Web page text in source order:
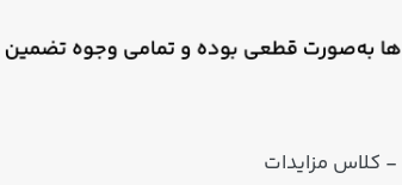
- کلاس مزایدات